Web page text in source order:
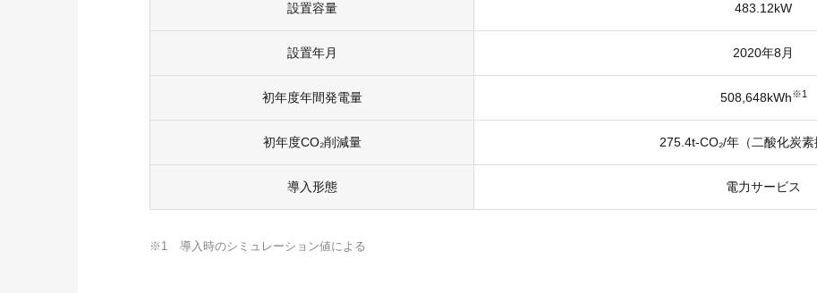
設置容量 483.12kW
設置年月 2020年8月
初年度年間発電量 508,648kWh※1
初年度CO₂削減量 275.4t-CO₂/年（二酸化炭素
導入形態 電力サービス
※1 導入時のシミュレーション値による